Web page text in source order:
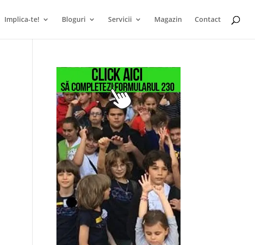
Implica-te! Bloguri Servicii Magazin Contact